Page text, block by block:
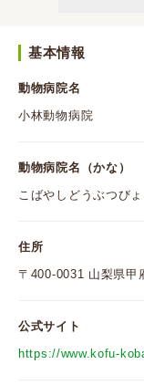
基本情報
動物病院名
小林動物病院
動物病院名（かな）
こばやしどうぶつび
住所
〒400-0031 山梨県甲
公式サイト
https://www.kofu-